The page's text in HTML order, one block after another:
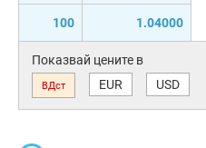
100 1.04000
Показвай цените в
ВДст EUR USD